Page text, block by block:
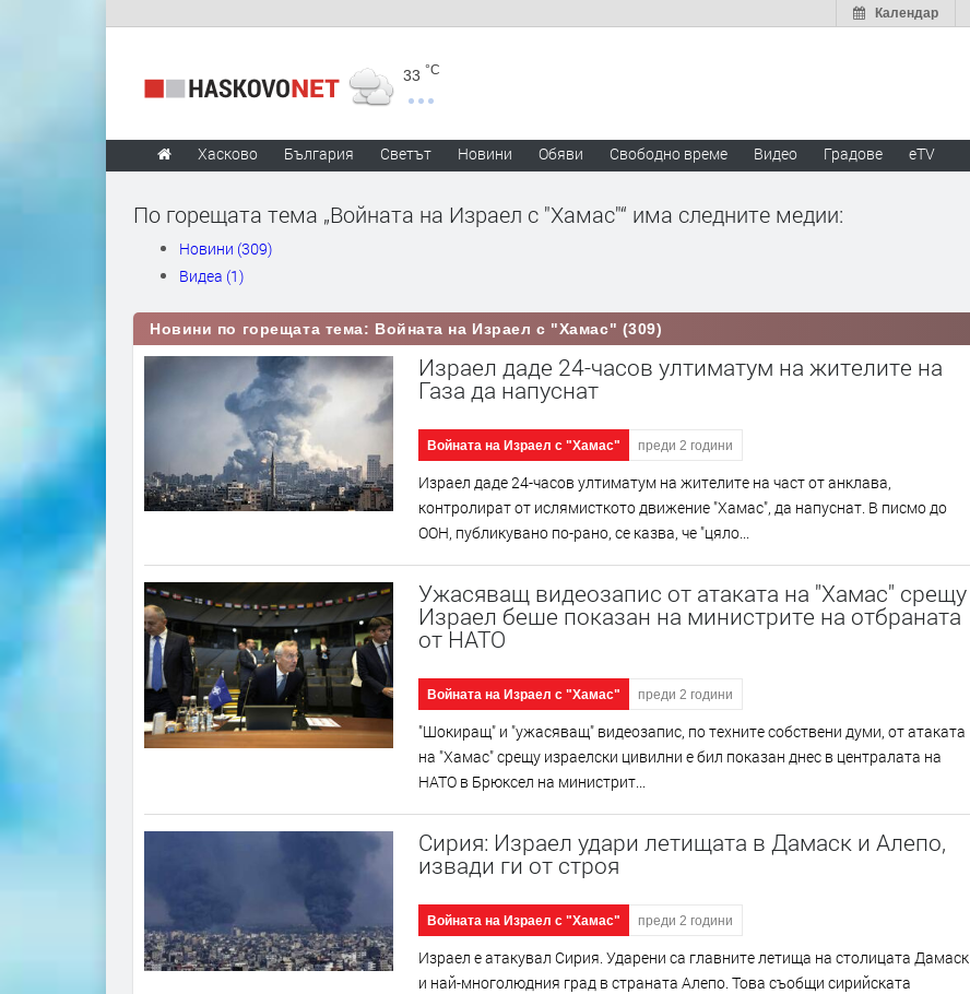
Календар
33 °C
Хасково България Светът Новини Обяви Свободно време Видео Градове eTV
По горещата тема „Войната на Израел с "Хамас"“ има следните медии:
Новини (309)
Видеа (1)
Новини по горещата тема: Войната на Израел с "Хамас" (309)
Израел даде 24-часов ултиматум на жителите на
Газа да напуснат
Войната на Израел с "Хамас" преди 2 години
Израел даде 24-часов ултиматум на жителите на част от анклава,
контролират от ислямисткото движение "Хамас", да напуснат. В писмо до
ООН, публикувано по-рано, се казва, че "цяло...
Ужасяващ видеозапис от атаката на "Хамас" срещу
Израел беше показан на министрите на отбраната
от НАТО
Войната на Израел с "Хамас" преди 2 години
"Шокиращ" и "ужасяващ" видеозапис, по техните собствени думи, от атаката
на "Хамас" срещу израелски цивилни е бил показан днес в централата на
НАТО в Брюксел на министрит...
Сирия: Израел удари летищата в Дамаск и Алепо,
извади ги от строя
Войната на Израел с "Хамас" преди 2 години
Израел е атакувал Сирия. Ударени са главните летища на столицата Дамаск
и най-многолюдния град в страната Алепо. Това съобщи сирийската